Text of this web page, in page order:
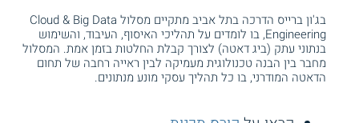
בג'ון ברייס הדרכה בתל אביב מתקיים מסלול Cloud & Big Data
Engineering, בו לומדים על תהליכי האיסוף, העיבוד, והשימוש
בנתוני עתק (ביג דאטה) לצורך קבלת החלטות בזמן אמת. המסלול
מחבר בין הבנה טכנולוגית מעמיקה לבין ראייה רחבה של תחום
הדאטה המודרני, בו כל תהליך עסקי מונע מנתונים.